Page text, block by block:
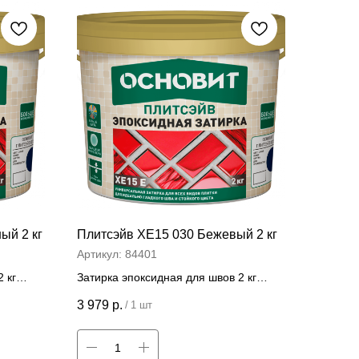
2 кг
кг
Плитсэйв ХЕ15 030 Бежевый 2 кг
Артикул: 84401
Затирка эпоксидная для швов 2 кг
Цена за штуку
3 979 р. / 1 шт